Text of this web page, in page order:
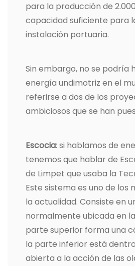
para la producción de
capacidad suficiente para
instalación portuaria.
Sin embargo, no se podría
energía undimotriz en el
referirse a dos de los
ambiciosos que se han
Escocia: si hablamos de
tenemos que hablar de
de Limpet que usaba la
Este sistema es uno de los
la actualidad. Consiste en
normalmente ubicada en
parte superior forma una
la parte inferior está
abierta a la acción de las